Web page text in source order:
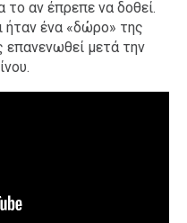
το αν έπρεπε να δοθεί.
ήταν ένα «δώρο» της
επανενωθεί μετά την